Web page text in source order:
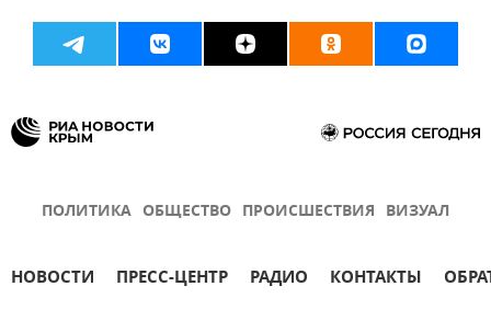
ПОЛИТИКА ОБЩЕСТВО ПРОИСШЕСТВИЯ ВИЗУАЛ
НОВОСТИ ПРЕСС-ЦЕНТР РАДИО КОНТАКТЫ